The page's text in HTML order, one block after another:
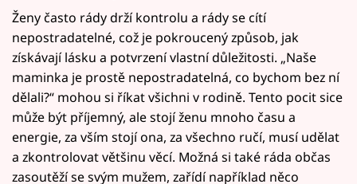
Ženy často rády drží kontrolu a rády se cítí
nepostradatelné, což je pokroucený způsob, jak
získávají lásku a potvrzení vlastní důležitosti. „Naše
maminka je prostě nepostradatelná, co bychom bez ní
dělali?“ mohou si říkat všichni v rodině. Tento pocit sice
může být příjemný, ale stojí ženu mnoho času a
energie, za vším stojí ona, za všechno ručí, musí udělat
a zkontrolovat většinu věcí. Možná si také ráda občas
zasoutěží se svým mužem, zařídí například něco